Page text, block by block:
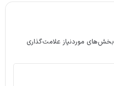
بخش‌های موردنیاز علامت‌گذاری